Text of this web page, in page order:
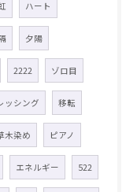
ハート
夕陽
2222 ゾロ目
ッシング 移転
木染め ピアノ
エネルギー 522